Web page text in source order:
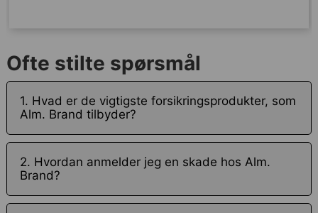
Ofte stilte spørsmål
1. Hvad er de vigtigste forsikringsprodukter, som
Alm. Brand tilbyder?
2. Hvordan anmelder jeg en skade hos Alm.
Brand?